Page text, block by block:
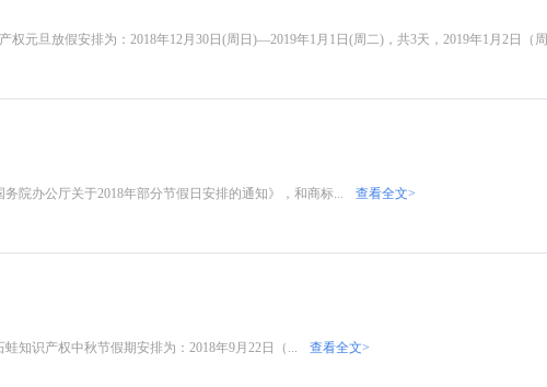
权元旦放假安排为：2018年12月30日(周日)—2019年1月1日(周二)，共3天，2019年1月2日（周
公厅关于2018年部分节假日安排的通知》，和商标...
查看全文>
识产权中秋节假期安排为：2018年9月22日（...
查看全文>